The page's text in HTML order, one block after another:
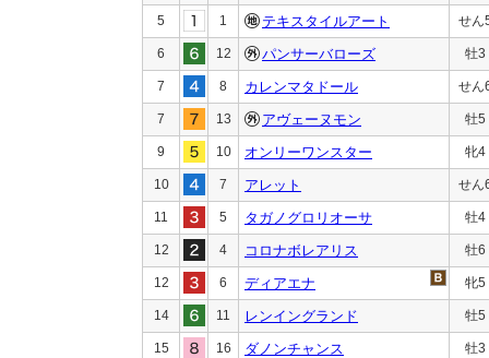
5 1 テキスタイルアート せん
6 12 パンサーバローズ 牡3
7 8 カレンマタドール せん
7 13 アヴェーヌモン 牡5
9 10 オンリーワンスター 牝4
10 7 アレット せん
11 5 タガノグロリオーサ 牡4
12 4 コロナボレアリス 牡6
12 6 ディアエナ 牝5
14 11 レンイングランド 牡5
15 16 ダノンチャンス 牡3